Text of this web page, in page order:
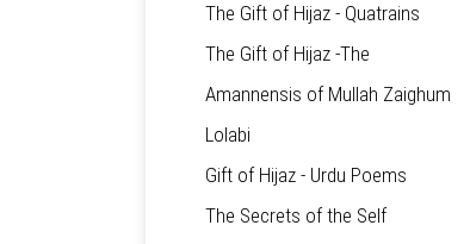
The Gift of Hijaz - Quatrains
The Gift of Hijaz -The
Amannensis of Mullah Zaighum
Lolabi
Gift of Hijaz - Urdu Poems
The Secrets of the Self